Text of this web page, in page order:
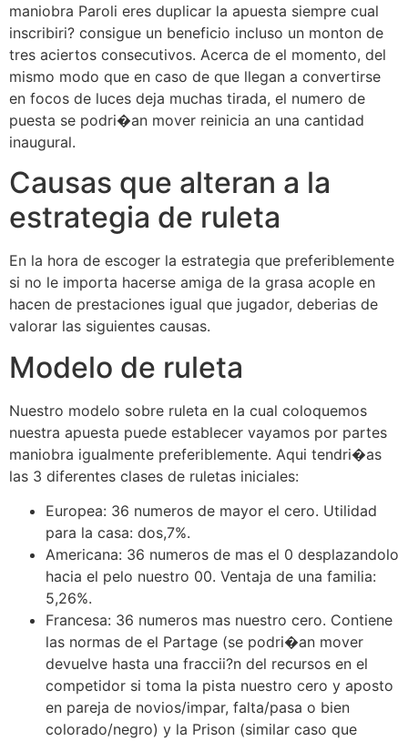
maniobra Paroli eres duplicar la apuesta siempre cual
inscribiri? consigue un beneficio incluso un monton de
tres aciertos consecutivos. Acerca de el momento, del
mismo modo que en caso de que llegan a convertirse
en focos de luces deja muchas tirada, el numero de
puesta se podri�an mover reinicia an una cantidad
inaugural.
Causas que alteran a la
estrategia de ruleta
En la hora de escoger la estrategia que preferiblemente
si no le importa hacerse amiga de la grasa acople en
hacen de prestaciones igual que jugador, deberias de
valorar las siguientes causas.
Modelo de ruleta
Nuestro modelo sobre ruleta en la cual coloquemos
nuestra apuesta puede establecer vayamos por partes
maniobra igualmente preferiblemente. Aqui tendri�as
las 3 diferentes clases de ruletas iniciales:
Europea: 36 numeros de mayor el cero. Utilidad
para la casa: dos,7%.
Americana: 36 numeros de mas el 0 desplazandolo
hacia el pelo nuestro 00. Ventaja de una familia:
5,26%.
Francesa: 36 numeros mas nuestro cero. Contiene
las normas de el Partage (se podri�an mover
devuelve hasta una fraccii?n del recursos en el
competidor si toma la pista nuestro cero y aposto
en pareja de novios/impar, falta/pasa o bien
colorado/negro) y la Prison (similar caso que